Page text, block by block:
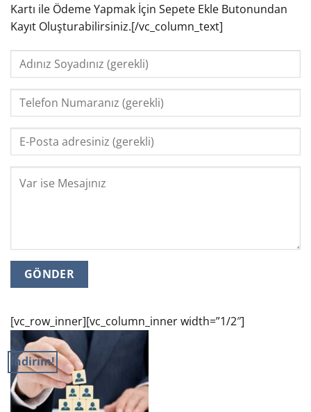
Kartı ile Ödeme Yapmak İçin Sepete Ekle Butonundan
Kayıt Oluşturabilirsiniz.[/vc_column_text]
[vc_row_inner][vc_column_inner width=”1/2″]
İndirim!